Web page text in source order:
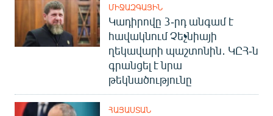
ՄԻՋԱԶԳԱՅԻՆ
Կադիրովը 3-րդ անգամ է
հավակնում Չեչնիայի
ղեկավարի պաշտոնին․ ԿԸՀ-ն
գրանցել է նրա
թեկնածությունը
ՀԱՅԱՍՏԱՆ